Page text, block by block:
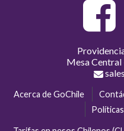
Mesa Central
Acerca de GoChile